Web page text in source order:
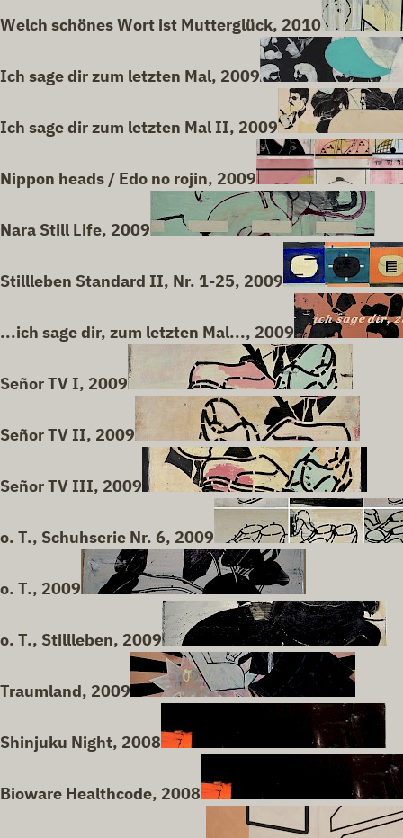
Welch schönes Wort ist Mutterglück, 2010
Ich sage dir zum letzten Mal, 2009
Ich sage dir zum letzten Mal II, 2009
Nippon heads / Edo no rojin, 2009
Nara Still Life, 2009
Stillleben Standard II, Nr. 1-25, 2009
...ich sage dir, zum letzten Mal..., 2009
Señor TV I, 2009
Señor TV II, 2009
Señor TV III, 2009
o. T., Schuhserie Nr. 6, 2009
o. T., 2009
o. T., Stillleben, 2009
Traumland, 2009
Shinjuku Night, 2008
Bioware Healthcode, 2008